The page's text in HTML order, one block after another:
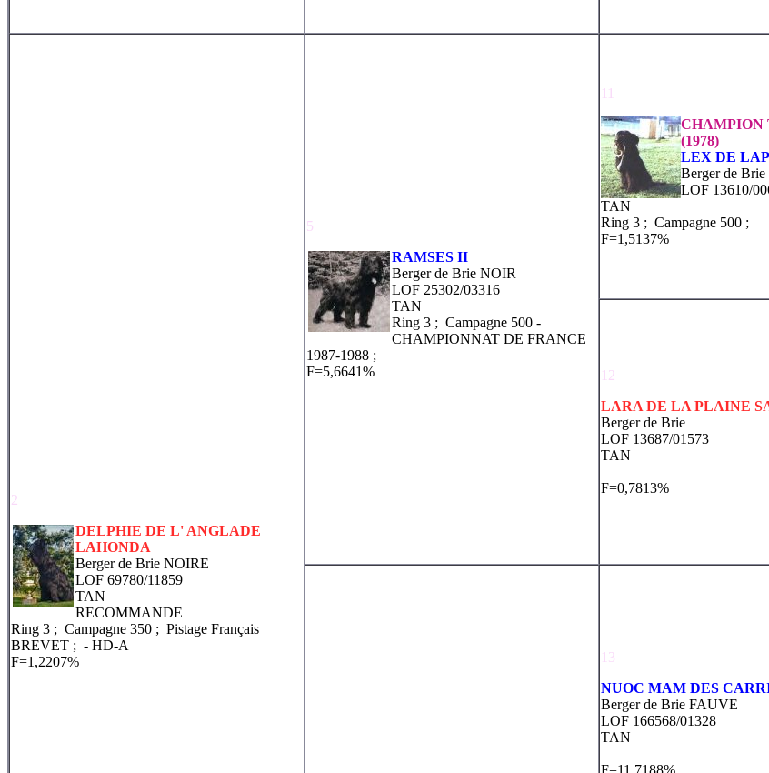
2
DELPHIE DE L' ANGLADE
LAHONDA
Berger de Brie NOIRE
LOF 69780/11859
TAN
RECOMMANDE
Ring 3 ; Campagne 350 ; Pistage Français
BREVET ; - HD-A
F=1,2207%
5
RAMSES II
Berger de Brie NOIR
LOF 25302/03316
TAN
Ring 3 ; Campagne 500 -
CHAMPIONNAT DE FRANCE
1987-1988 ;
F=5,6641%
11
CHAMPION
(1978)
LEX DE
Berger de
LOF 13610/
TAN
Ring 3 ; Campagne 500 ;
F=1,5137%
12
LARA DE LA PLAINE
Berger de Brie
LOF 13687/01573
TAN
F=0,7813%
13
NUOC MAM DES
Berger de Brie FAUVE
LOF 166568/01328
TAN